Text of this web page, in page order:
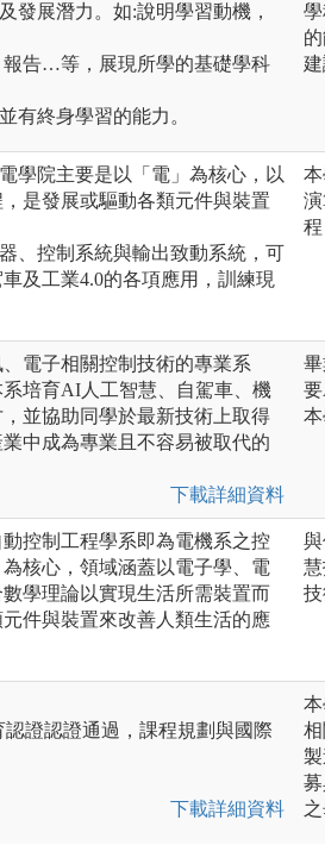
發展潛力。如:說明學習動機，
報告…等，展現所學的基礎學科
有終身學習的能力。
學院主要是以「電」為核心，以
是發展或驅動各類元件與裝置
、控制系統與輸出致動系統，可
及工業4.0的各項應用，訓練現
電子相關控制技術的專業系
培育AI人工智慧、自駕車、機
並協助同學於最新技術上取得
中成為專業且不容易被取代的
下載詳細資料
控制工程學系即為電機系之控
核心，領域涵蓋以電子學、電
學理論以實現生活所需裝置而
件與裝置來改善人類生活的應
證認證通過，課程規劃與國際
下載詳細資料